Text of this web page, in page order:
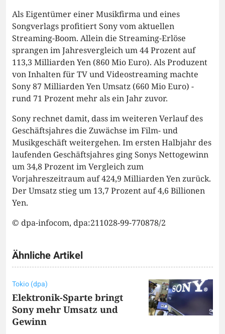
Als Eigentümer einer Musikfirma und eines
Songverlags profitiert Sony vom aktuellen
Streaming-Boom. Allein die Streaming-Erlöse
sprangen im Jahresvergleich um 44 Prozent auf
113,3 Milliarden Yen (860 Mio Euro). Als Produzent
von Inhalten für TV und Videostreaming machte
Sony 87 Milliarden Yen Umsatz (660 Mio Euro) -
rund 71 Prozent mehr als ein Jahr zuvor.
Sony rechnet damit, dass im weiteren Verlauf des
Geschäftsjahres die Zuwächse im Film- und
Musikgeschäft weitergehen. Im ersten Halbjahr des
laufenden Geschäftsjahres ging Sonys Nettogewinn
um 34,8 Prozent im Vergleich zum
Vorjahreszeitraum auf 424,9 Milliarden Yen zurück.
Der Umsatz stieg um 13,7 Prozent auf 4,6 Billionen
Yen.
© dpa-infocom, dpa:211028-99-770878/2
Ähnliche Artikel
Tokio (dpa)
Elektronik-Sparte bringt
Sony mehr Umsatz und
Gewinn